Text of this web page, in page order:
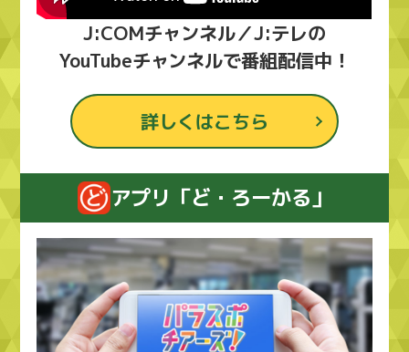
J:COMチャンネル／J:テレの
YouTubeチャンネルで番組配信中！
詳しくはこちら
アプリ「ど・ろーかる」